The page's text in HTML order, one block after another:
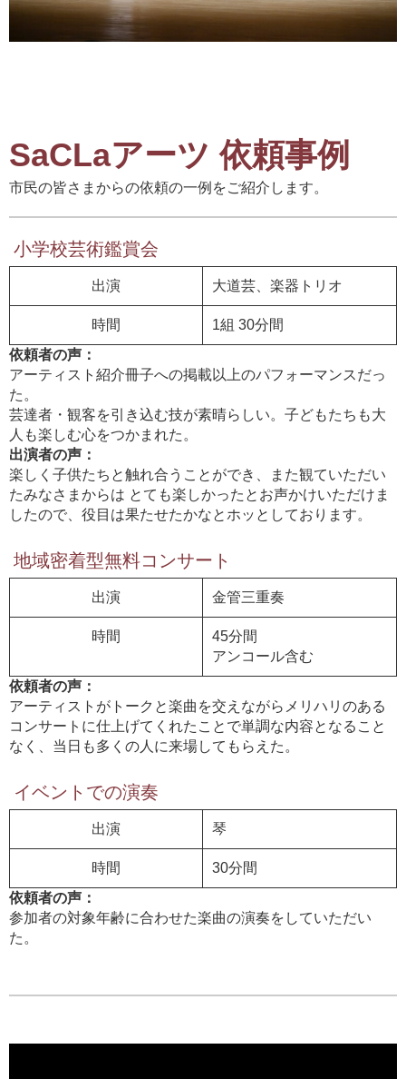
SaCLaアーツ 依頼事例
市民の皆さまからの依頼の一例をご紹介します。
小学校芸術鑑賞会
出演 大道芸、楽器トリオ
時間
1組 30分間
依頼者の声：
アーティスト紹介冊子への掲載以上のパフォーマンスだっ
た。
芸達者・観客を引き込む技が素晴らしい。子どもたちも大
人も楽しむ心をつかまれた。
出演者の声：
楽しく子供たちと触れ合うことができ、また観ていただい
たみなさまからは とても楽しかったとお声かけいただけま
したので、役目は果たせたかなとホッとしております。
地域密着型無料コンサート
出演 金管三重奏
時間
45分間
アンコール含む
依頼者の声：
アーティストがトークと楽曲を交えながらメリハリのある
コンサートに仕上げてくれたことで単調な内容となること
なく、当日も多くの人に来場してもらえた。
イベントでの演奏
出演 琴
時間
30分間
依頼者の声：
参加者の対象年齢に合わせた楽曲の演奏をしていただい
た。